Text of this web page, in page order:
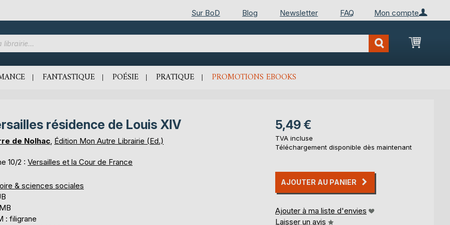
Mon compte
Sur BoD Blog Newsletter FAQ
Mon
FANTASTIQUE POÉSIE PRATIQUE PROMOTIONS EBOOKS
résidence de Louis XIV
de Nolhac, Édition Mon Autre Librairie (Ed.)
10/2 : Versailles et la Cour de France
& sciences sociales
: filigrane
5,49 €
TVA incluse
Téléchargement disponible dès maintenant
AJOUTER AU PANIER
Ajouter à ma liste d'envies
Laisser un avis